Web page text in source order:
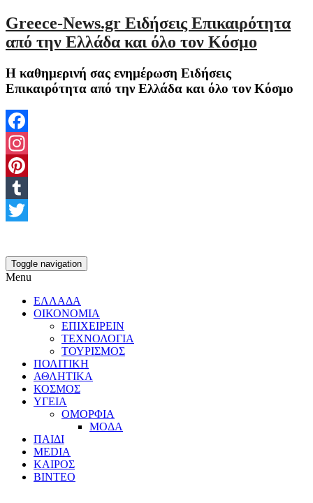
Greece-News.gr Ειδήσεις Επικαιρότητα
από την Ελλάδα και όλο τον Κόσμο
Η καθημερινή σας ενημέρωση Ειδήσεις
Επικαιρότητα από την Ελλάδα και όλο τον Κόσμο
Facebook
Instagram
Pinterest
Tumblr
Toggle navigation
Menu
ΕΛΛΑΔΑ
ΟΙΚΟΝΟΜΙΑ
ΕΠΙΧΕΙΡΕΙΝ
ΤΕΧΝΟΛΟΓΙΑ
ΤΟΥΡΙΣΜΟΣ
ΠΟΛΙΤΙΚΗ
ΑΘΛΗΤΙΚΑ
ΚΟΣΜΟΣ
ΥΓΕΙΑ
ΟΜΟΡΦΙΑ
ΜΟΔΑ
ΠΑΙΔΙ
MEDIA
ΚΑΙΡΟΣ
ΒΙΝΤΕΟ